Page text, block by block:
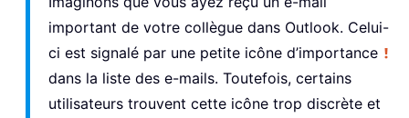
important de votre collègue dans Outlook. Celui-
ci est signalé par une petite icône d’importance
dans la liste des e-mails. Toutefois, certains
utilisateurs trouvent cette icône trop discrète et